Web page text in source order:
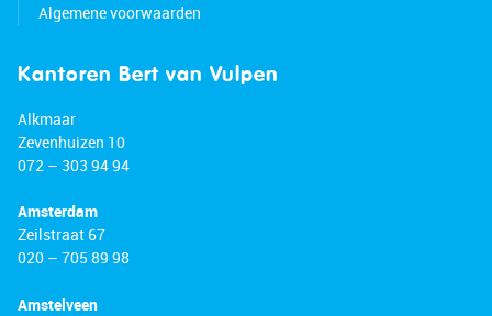
Algemene voorwaarden
Kantoren Bert van Vulpen
Alkmaar
Zevenhuizen 10
072 – 303 94 94
Amsterdam
Zeilstraat 67
020 – 705 89 98
Amstelveen